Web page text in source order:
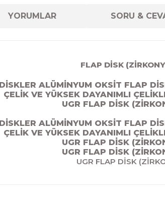
YORUMLAR SORU &
FLAP DİSK
ALÜMİNYUM OKSİT FLAP
ÇELİK VE YÜKSEK DAYANIMLI
UGR FLAP DİSK
ALÜMİNYUM OKSİT FLAP
ÇELİK VE YÜKSEK DAYANIMLI
UGR FLAP DİSK
UGR FLAP DİSK
UGR FLAP DİSK